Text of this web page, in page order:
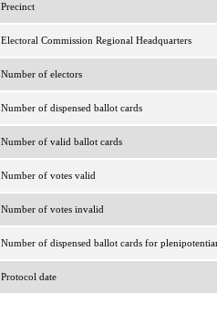
Precinct
Electoral Commission Regional Headquarters
Number of electors
Number of dispensed ballot cards
Number of valid ballot cards
Number of votes valid
Number of votes invalid
Number of dispensed ballot cards for
Protocol date